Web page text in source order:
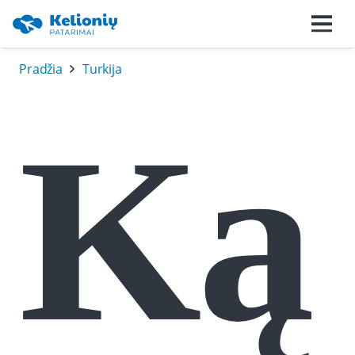
Pradžia Turkija
Ką